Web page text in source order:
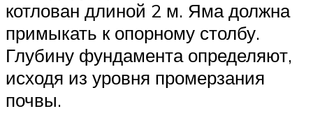
котлован длиной 2 м. Яма должна
примыкать к опорному столбу.
Глубину фундамента определяют,
исходя из уровня промерзания
почвы.